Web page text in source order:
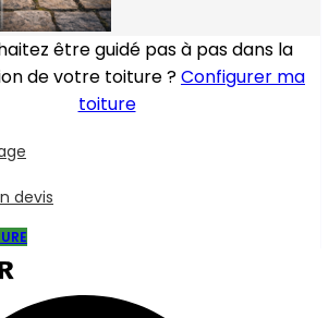
être guidé pas à pas dans la
de votre toiture ?Configurer ma
toiture
devis